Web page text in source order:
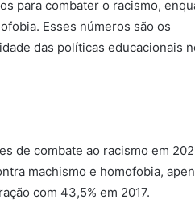
para combater o racismo,
Esses números são os
das políticas educacionais
de combate ao racismo em
machismo e homofobia,
com 43,5% em 2017.